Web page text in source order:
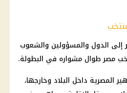
إلى الدول والمسؤولين والشعوب
مصرطوال مشواره في البطولة.
المصرية داخل البلاد وخارجها،